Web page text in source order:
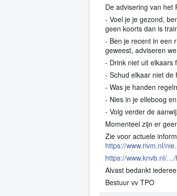
De advisering van het
- Voel je je gezond,
geen koorts dan is
- Ben je recent in een
geweest, adviseren
- Drink niet uit elkaars
- Schud elkaar niet de
- Was je handen
- Nies in je elleboog
- Volg verder de
Momenteel zijn er
Zie voor actuele
https://www.rivm.nl/
https://www.knvb.nl/
Alvast bedankt
Bestuur vv TPO
Het RIVMRijksinstituut